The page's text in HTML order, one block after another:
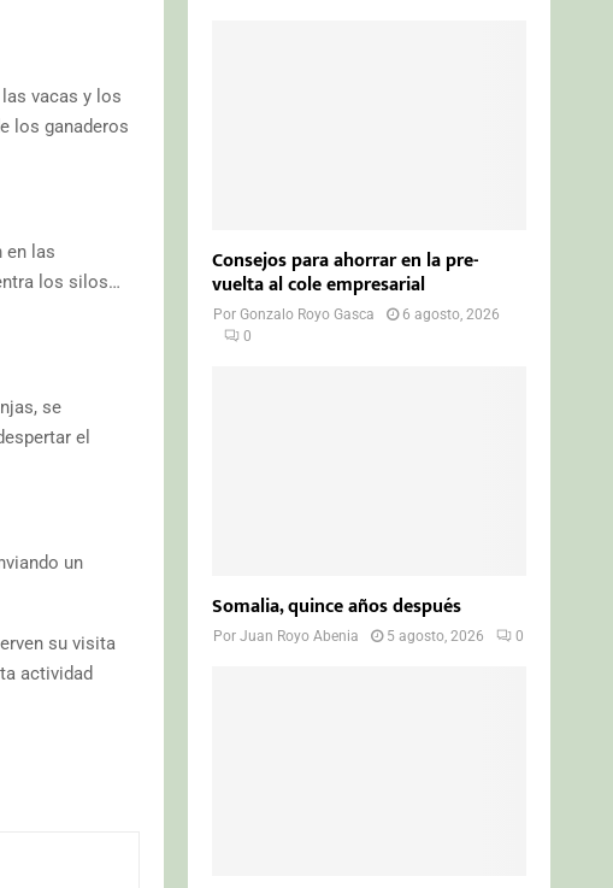
vacas y los
los ganaderos
en las
los silos…
se
el
un
su visita
actividad
Consejos para ahorrar en la pre-
vuelta al cole empresarial
PorGonzalo Royo Gasca
6 agosto, 2026
0
Somalia, quince años después
PorJuan Royo Abenia 5 agosto, 2026 0